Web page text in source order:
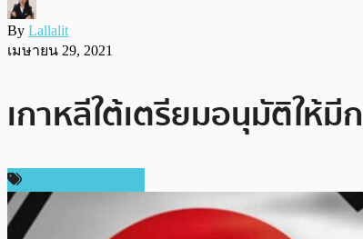
By Lallalit
เมษายน 29, 2021
เกาหลีใต้เตรียมอนุมัติให้